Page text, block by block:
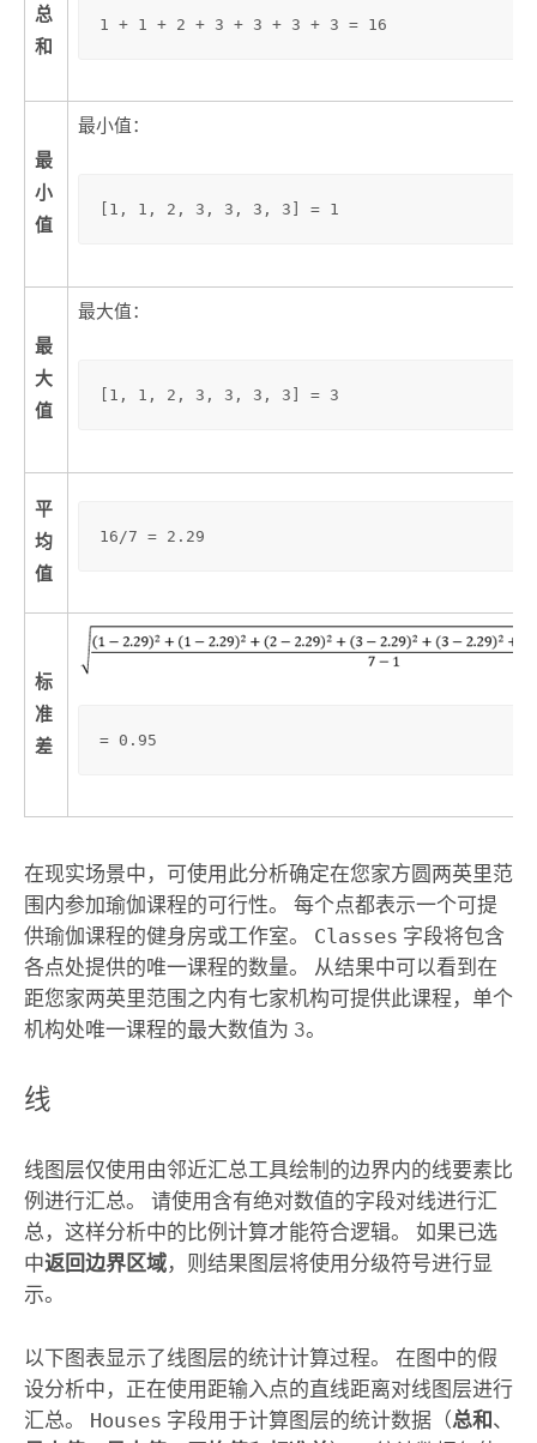
总
和
1 + 1 + 2 + 3 + 3 + 3 + 3 = 16
最
小
值
最小值：
[1, 1, 2, 3, 3, 3, 3] = 1
最
大
值
最大值：
[1, 1, 2, 3, 3, 3, 3] = 3
平
均
值
16/7 = 2.29
标
准
差
= 0.95
在现实场景中，可使用此分析确定在您家方圆两英里范
围内参加瑜伽课程的可行性。 每个点都表示一个可提
供瑜伽课程的健身房或工作室。 Classes 字段将包含
各点处提供的唯一课程的数量。 从结果中可以看到在
距您家两英里范围之内有七家机构可提供此课程，单个
机构处唯一课程的最大数值为 3。
线
线图层仅使用由邻近汇总工具绘制的边界内的线要素比
例进行汇总。 请使用含有绝对数值的字段对线进行汇
总，这样分析中的比例计算才能符合逻辑。 如果已选
中返回边界区域，则结果图层将使用分级符号进行显
示。
以下图表显示了线图层的统计计算过程。 在图中的假
设分析中，正在使用距输入点的直线距离对线图层进行
汇总。 Houses 字段用于计算图层的统计数据（总和、